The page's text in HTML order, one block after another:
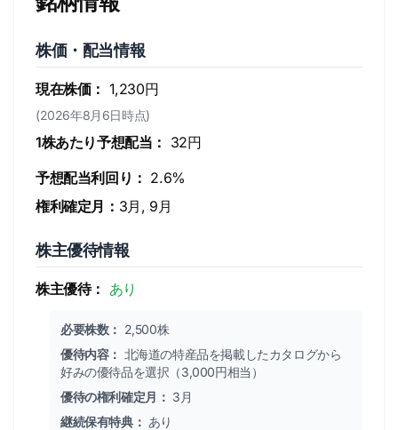
株価・配当情報
現在株価： 1,230円
(2026年8月6日時点)
1株あたり予想配当： 32円
予想配当利回り： 2.6%
権利確定月： 3月, 9月
株主優待情報
株主優待： あり
必要株数： 2,500株
優待内容： 北海道の特産品を掲載したカタログから
好みの優待品を選択（3,000円相当）
優待の権利確定月： 3月
継続保有特典： あり